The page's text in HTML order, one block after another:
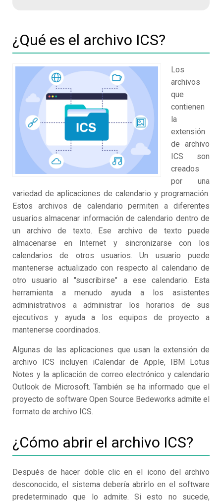
¿Qué es el archivo ICS?
Los
archivos
que
contienen
la
extensión
de archivo
ICS son
creados
por una
variedad de aplicaciones de calendario y programación.
Estos archivos de calendario permiten a diferentes
usuarios almacenar información de calendario dentro de
un archivo de texto. Ese archivo de texto puede
almacenarse en Internet y sincronizarse con los
calendarios de otros usuarios. Un usuario puede
mantenerse actualizado con respecto al calendario de
otro usuario al "suscribirse" a ese calendario. Esta
herramienta a menudo ayuda a los asistentes
administrativos a administrar los horarios de sus
ejecutivos y ayuda a los equipos de proyecto a
mantenerse coordinados.
Algunas de las aplicaciones que usan la extensión de
archivo ICS incluyen iCalendar de Apple, IBM Lotus
Notes y la aplicación de correo electrónico y calendario
Outlook de Microsoft. También se ha informado que el
proyecto de software Open Source Bedeworks admite el
formato de archivo ICS.
¿Cómo abrir el archivo ICS?
Después de hacer doble clic en el icono del archivo
desconocido, el sistema debería abrirlo en el software
predeterminado que lo admite. Si esto no sucede,